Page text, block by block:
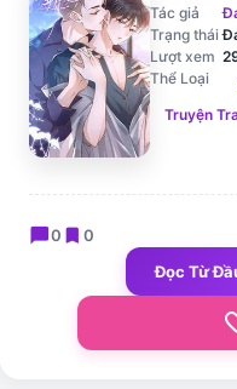
Tác giả
Trạng thái
Lượt xem
Thể Loại
Truyện
chat_bubble0 bookmark 0
Đọc Từ